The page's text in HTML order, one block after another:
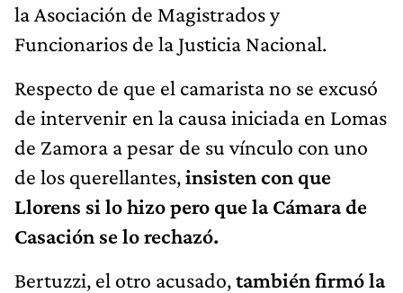
la Asociación de Magistrados y
Funcionarios de la Justicia Nacional.
Respecto de que el camarista no se excusó
de intervenir en la causa iniciada en Lomas
de Zamora a pesar de su vínculo con uno
de los querellantes,insisten con que
Llorens si lo hizo pero que la Cámara de
Casación se lo rechazó.
Bertuzzi, el otro acusado,también firmó la